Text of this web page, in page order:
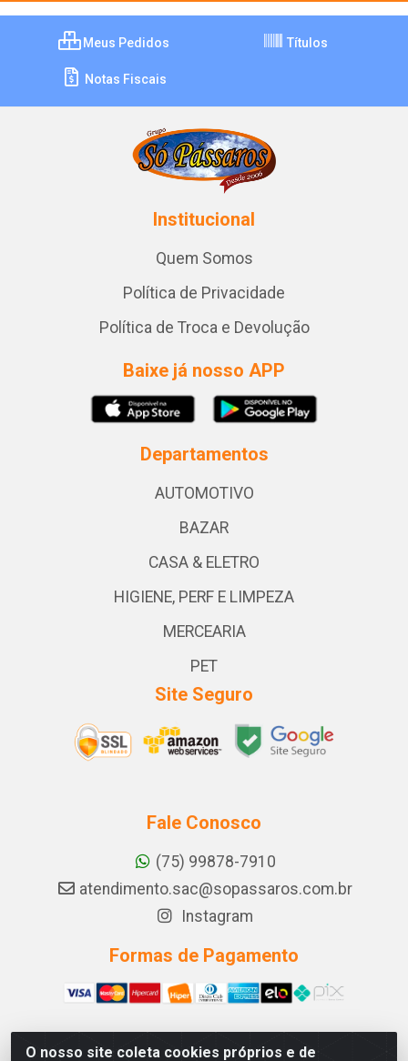
O nosso site coleta cookies próprios e de
Meus Pedidos Títulos
Notas Fiscais
Institucional
Quem Somos
Política de Privacidade
Política de Troca e Devolução
Baixe já nosso APP
Departamentos
AUTOMOTIVO
BAZAR
CASA & ELETRO
HIGIENE, PERF E LIMPEZA
MERCEARIA
PET
Site Seguro
Fale Conosco
(75) 99878-7910
atendimento.sac@sopassaros.com.br
Instagram
Formas de Pagamento